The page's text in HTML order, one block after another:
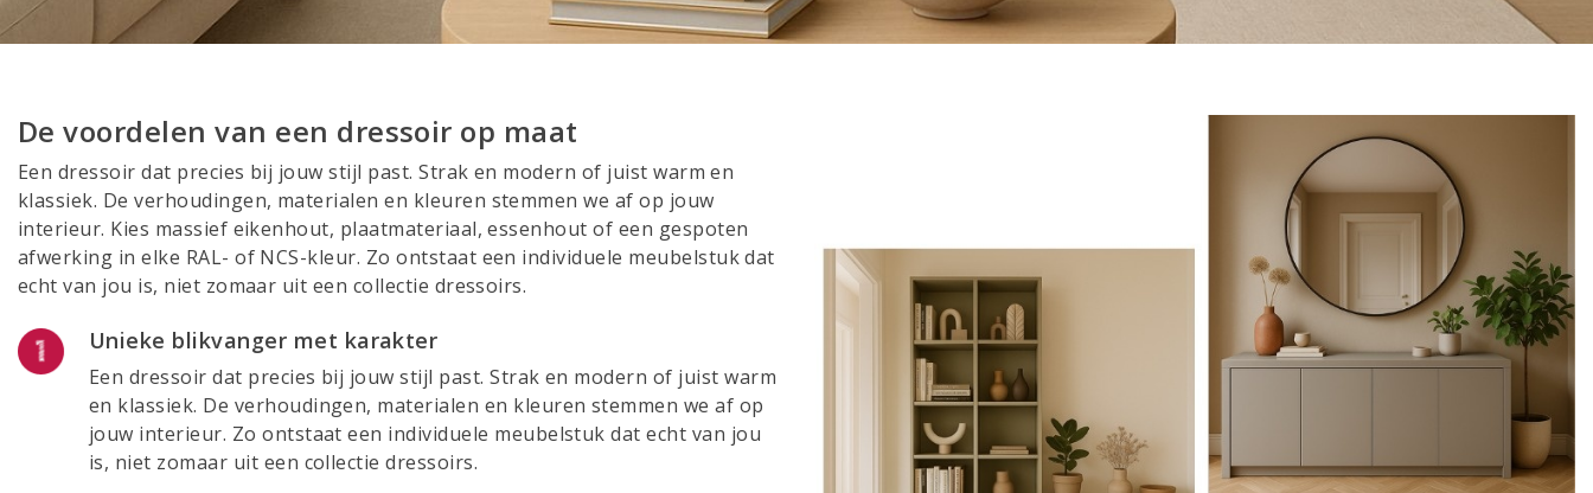
De voordelen van een dressoir op maat
Een dressoir dat precies bij jouw stijl past. Strak en modern of juist warm en
klassiek. De verhoudingen, materialen en kleuren stemmen we af op jouw
interieur. Kies massief eikenhout, plaatmateriaal, essenhout of een gespoten
afwerking in elke RAL- of NCS-kleur. Zo ontstaat een individuele meubelstuk dat
echt van jou is, niet zomaar uit een collectie dressoirs.
Unieke blikvanger met karakter
Een dressoir dat precies bij jouw stijl past. Strak en modern of juist warm
en klassiek. De verhoudingen, materialen en kleuren stemmen we af op
jouw interieur. Zo ontstaat een individuele meubelstuk dat echt van jou
is, niet zomaar uit een collectie dressoirs.